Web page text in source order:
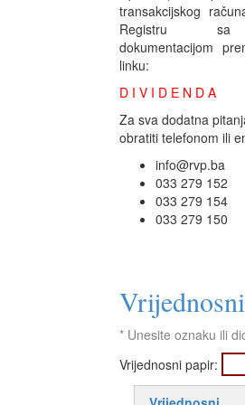
transakcijskog
Registru sa
dokumentacijom
linku:
D I V I D E N D A
Za sva dodatna
obratiti telefonom ili
info@rvp.ba
033 279 152
033 279 154
033 279 150
* Unesite oznaku ili
Vrijednosni papir: